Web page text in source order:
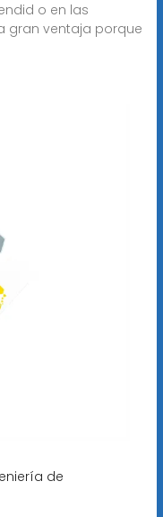
o en las
gran ventaja porque
de